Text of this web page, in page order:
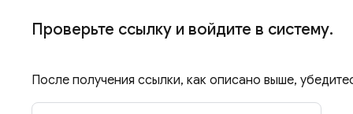
Проверьте ссылку и войдите в систему.
После получения ссылки, как описано выше,